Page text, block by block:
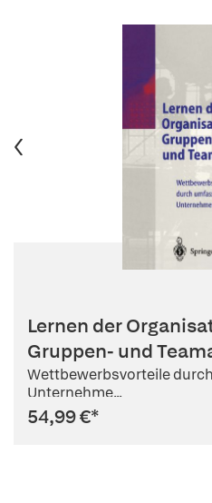
Lernen der
Gruppen- und
Wettbewerbsvorteile
Unternehme...
54,99 €*